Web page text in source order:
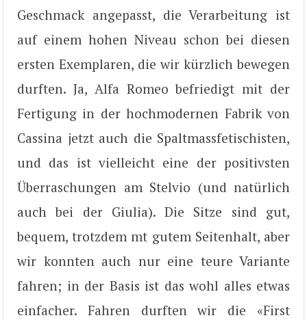
Geschmack angepasst, die Verarbeitung ist
auf einem hohen Niveau schon bei diesen
ersten Exemplaren, die wir kürzlich bewegen
durften. Ja, Alfa Romeo befriedigt mit der
Fertigung in der hochmodernen Fabrik von
Cassina jetzt auch die Spaltmassfetischisten,
und das ist vielleicht eine der positivsten
Überraschungen am Stelvio (und natürlich
auch bei der Giulia). Die Sitze sind gut,
bequem, trotzdem mt gutem Seitenhalt, aber
wir konnten auch nur eine teure Variante
fahren; in der Basis ist das wohl alles etwas
einfacher. Fahren durften wir die «First